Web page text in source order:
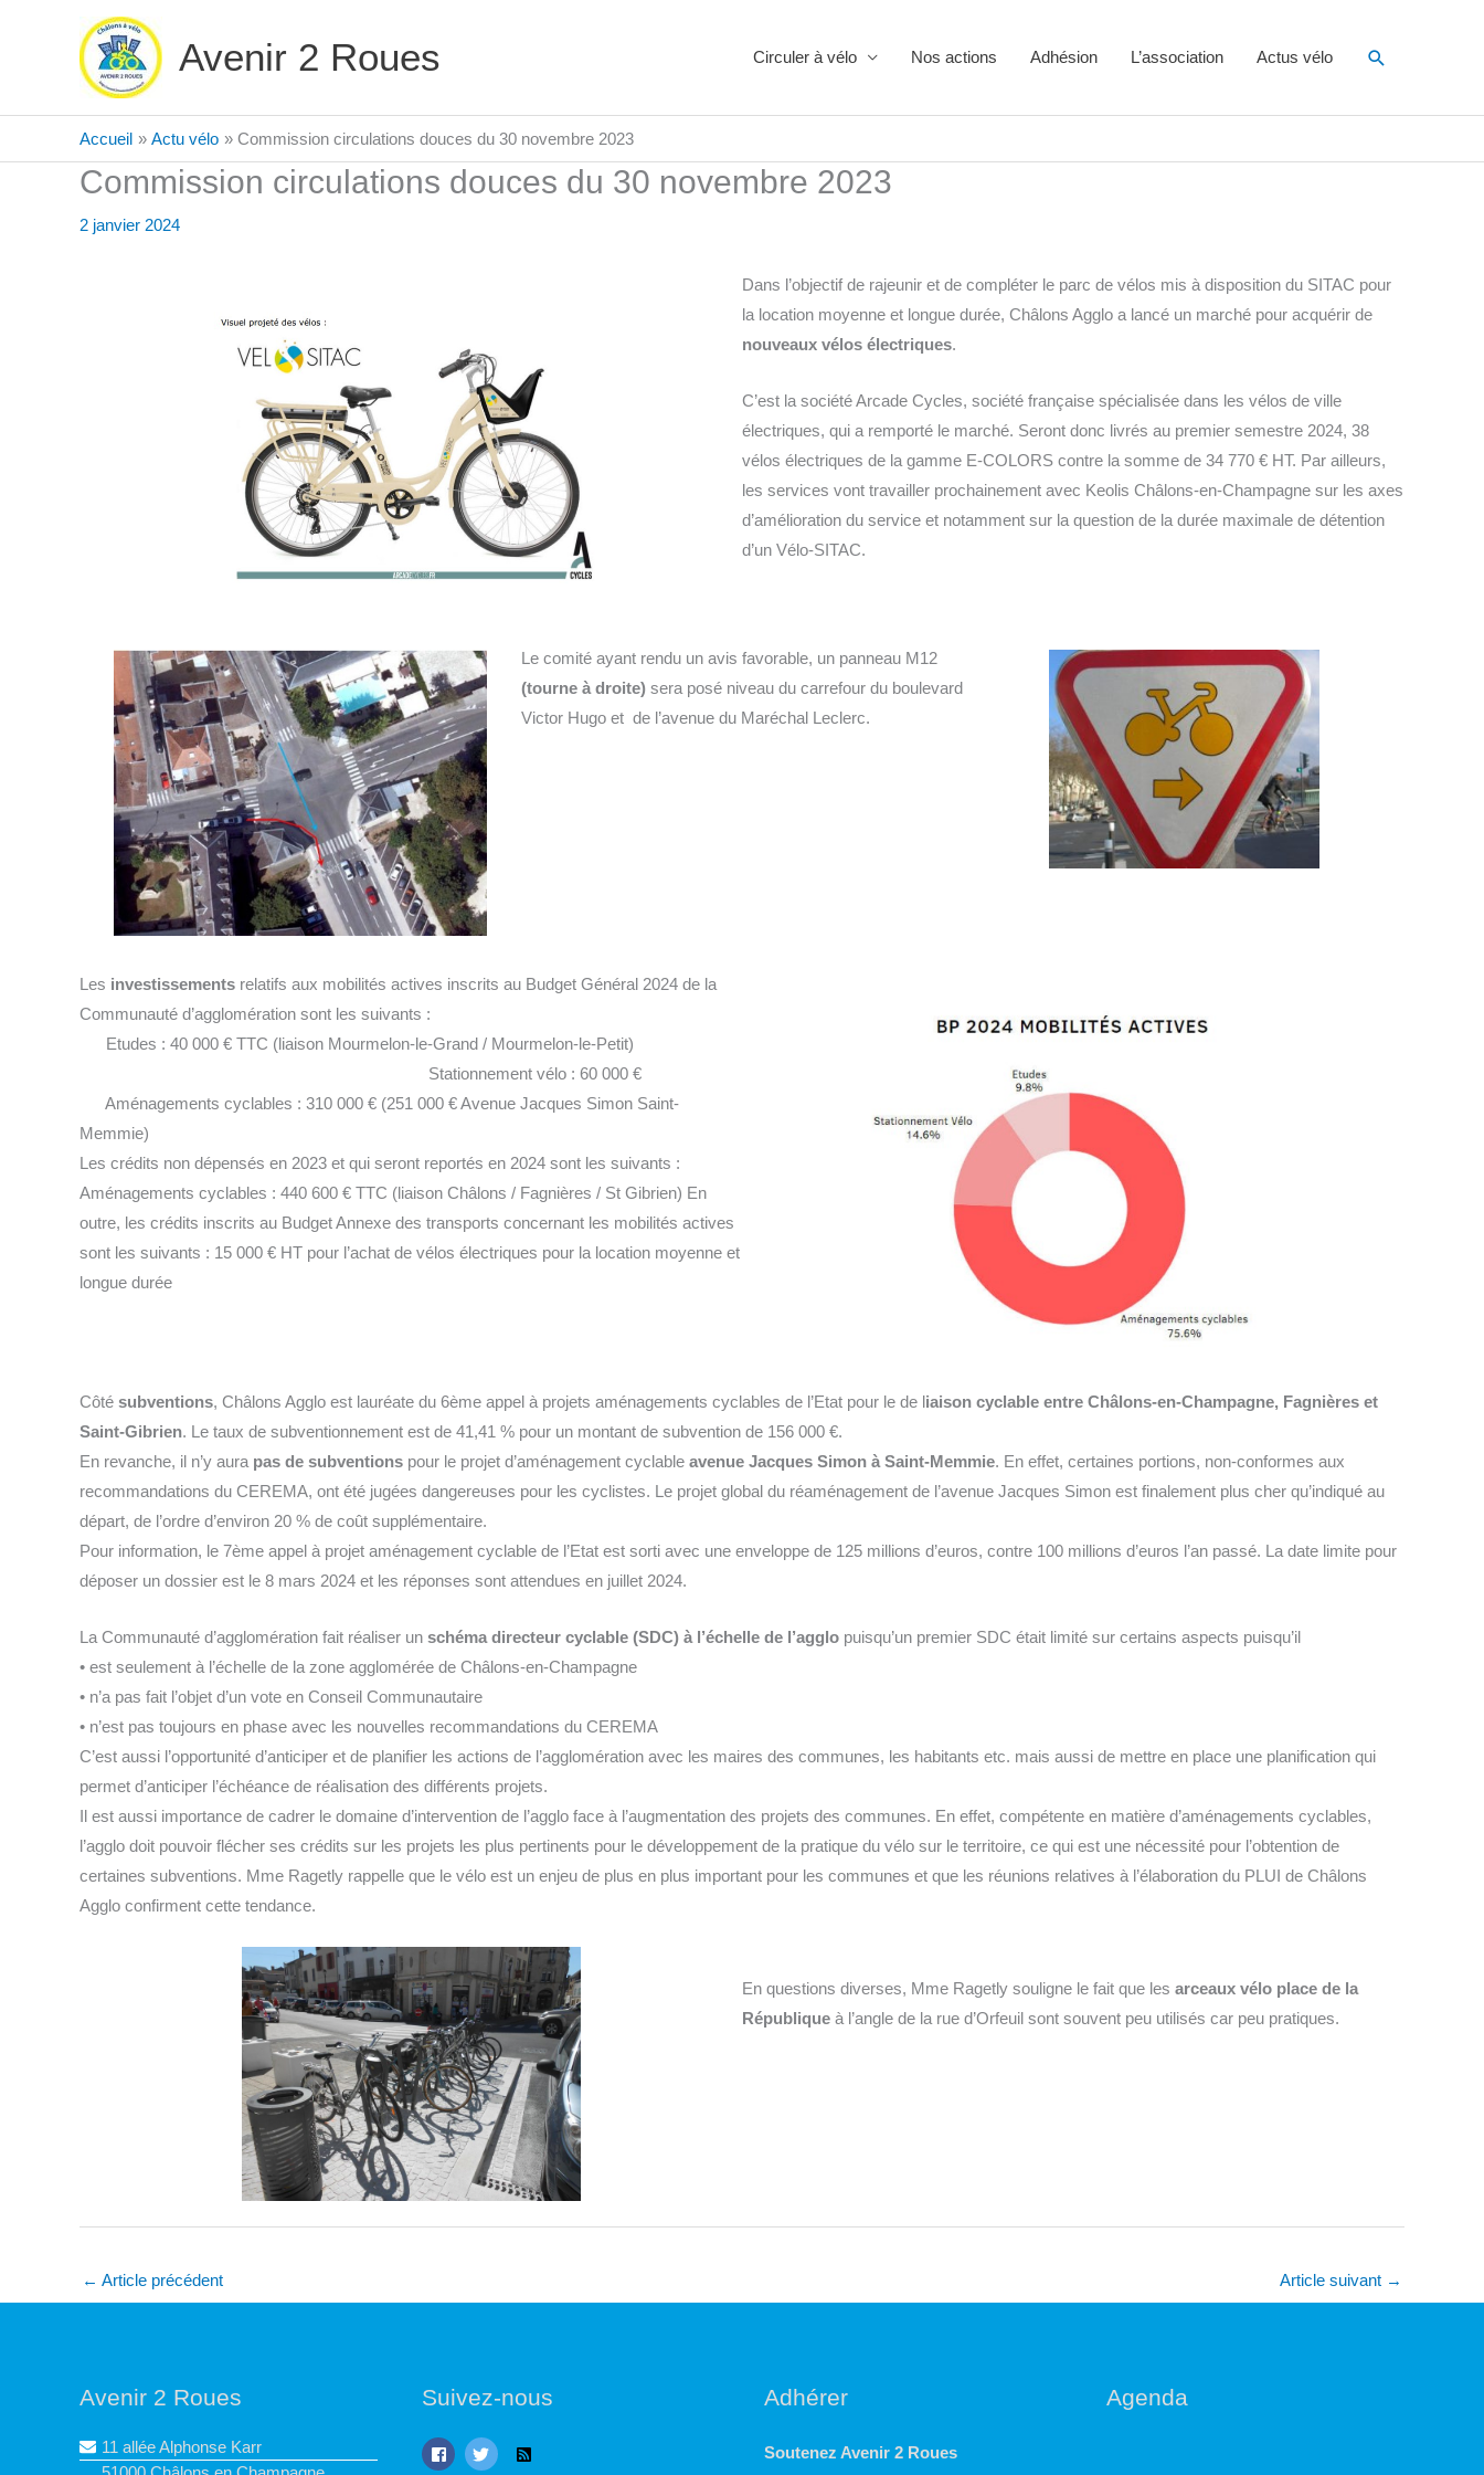
Avenir 2 Roues Circuler à vélo Nos actions Adhésion L’association Actus vélo Rechercher
Accueil Actu vélo Commission circulations douces du 30 novembre 2023
Commission circulations douces du 30 novembre 2023
2 janvier 2024
Dans l’objectif de rajeunir et de compléter le parc de vélos mis à disposition du SITAC pour
la location moyenne et longue durée, Châlons Agglo a lancé un marché pour acquérir de
nouveaux vélos électriques.
C’est la société Arcade Cycles, société française spécialisée dans les vélos de ville
électriques, qui a remporté le marché. Seront donc livrés au premier semestre 2024, 38
vélos électriques de la gamme E-COLORS contre la somme de 34 770 € HT. Par ailleurs,
les services vont travailler prochainement avec Keolis Châlons-en-Champagne sur les axes
d’amélioration du service et notamment sur la question de la durée maximale de détention
d’un Vélo-SITAC.
Le comité ayant rendu un avis favorable, un panneau M12
(tourne à droite) sera posé niveau du carrefour du boulevard
Victor Hugo et de l’avenue du Maréchal Leclerc.
Les investissements relatifs aux mobilités actives inscrits au Budget Général 2024 de la
Communauté d’agglomération sont les suivants :
Etudes : 40 000 € TTC (liaison Mourmelon-le-Grand / Mourmelon-le-Petit)
Stationnement vélo : 60 000 €
Aménagements cyclables : 310 000 € (251 000 € Avenue Jacques Simon Saint-
Memmie)
Les crédits non dépensés en 2023 et qui seront reportés en 2024 sont les suivants :
Aménagements cyclables : 440 600 € TTC (liaison Châlons / Fagnières / St Gibrien) En
outre, les crédits inscrits au Budget Annexe des transports concernant les mobilités actives
sont les suivants : 15 000 € HT pour l’achat de vélos électriques pour la location moyenne et
longue durée
Côté subventions, Châlons Agglo est lauréate du 6ème appel à projets aménagements cyclables de l’Etat pour le de liaison cyclable entre Châlons-en-Champagne, Fagnières et
Saint-Gibrien. Le taux de subventionnement est de 41,41 % pour un montant de subvention de 156 000 €.
En revanche, il n’y aura pas de subventions pour le projet d’aménagement cyclable avenue Jacques Simon à Saint-Memmie. En effet, certaines portions, non-conformes aux
recommandations du CEREMA, ont été jugées dangereuses pour les cyclistes. Le projet global du réaménagement de l’avenue Jacques Simon est finalement plus cher qu’indiqué au
départ, de l’ordre d’environ 20 % de coût supplémentaire.
Pour information, le 7ème appel à projet aménagement cyclable de l’Etat est sorti avec une enveloppe de 125 millions d’euros, contre 100 millions d’euros l’an passé. La date limite pour
déposer un dossier est le 8 mars 2024 et les réponses sont attendues en juillet 2024.
La Communauté d’agglomération fait réaliser un schéma directeur cyclable (SDC) à l’échelle de l’agglo puisqu’un premier SDC était limité sur certains aspects puisqu’il
• est seulement à l’échelle de la zone agglomérée de Châlons-en-Champagne
• n’a pas fait l’objet d’un vote en Conseil Communautaire
• n’est pas toujours en phase avec les nouvelles recommandations du CEREMA
C’est aussi l’opportunité d’anticiper et de planifier les actions de l’agglomération avec les maires des communes, les habitants etc. mais aussi de mettre en place une planification qui
permet d’anticiper l’échéance de réalisation des différents projets.
Il est aussi importance de cadrer le domaine d’intervention de l’agglo face à l’augmentation des projets des communes. En effet, compétente en matière d’aménagements cyclables,
l’agglo doit pouvoir flécher ses crédits sur les projets les plus pertinents pour le développement de la pratique du vélo sur le territoire, ce qui est une nécessité pour l’obtention de
certaines subventions. Mme Ragetly rappelle que le vélo est un enjeu de plus en plus important pour les communes et que les réunions relatives à l’élaboration du PLUI de Châlons
Agglo confirment cette tendance.
En questions diverses, Mme Ragetly souligne le fait que les arceaux vélo place de la
République à l’angle de la rue d’Orfeuil sont souvent peu utilisés car peu pratiques.
← Article précédent Article suivant →
Avenir 2 Roues
11 allée Alphonse Karr
Suivez-nous Adhérer
Soutenez Avenir 2 Roues
Agenda